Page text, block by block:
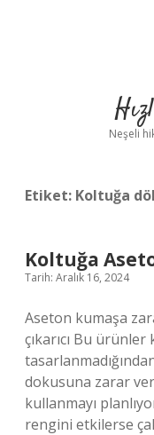
Neşeli
Etiket: Koltuğa
Koltuğa
Tarih: Aralık 16, 2024
Aseton kumaşa
çıkarıcı Bu
dokusuna zarar
kullanmayı
rengini etkilerse